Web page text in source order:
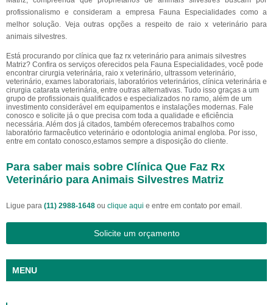
profissionalismo e consideram a empresa Fauna Especialidades como a
melhor solução. Veja outras opções a respeito de raio x veterinário para
animais silvestres.
Está procurando por clínica que faz rx veterinário para animais silvestres
Matriz? Confira os serviços oferecidos pela Fauna Especialidades, você pode
encontrar cirurgia veterinária, raio x veterinário, ultrassom veterinário,
veterinário, exames laboratoriais, laboratórios veterinários, clínica veterinária e
cirurgia catarata veterinária, entre outras alternativas. Tudo isso graças a um
grupo de profissionais qualificados e especializados no ramo, além de um
investimento considerável em equipamentos e instalações modernas. Fale
conosco e solicite já o que precisa com toda a qualidade e eficiência
necessária. Além dos já citados, também oferecemos trabalhos como
laboratório farmacêutico veterinário e odontologia animal engloba. Por isso,
entre em contato conosco,estamos sempre a disposição do cliente.
Para saber mais sobre Clínica Que Faz Rx
Veterinário para Animais Silvestres Matriz
Ligue para (11) 2988-1648 ou clique aqui e entre em contato por email.
Solicite um orçamento
MENU